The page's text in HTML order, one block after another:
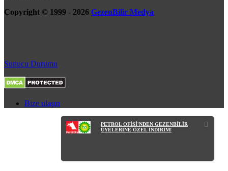
Copyright © 1999 - 2026 GezenBilir Medya
Sunucu Durumu
Bize ulaşın
PETROL OFİSİ'NDEN GEZENBİLİR
ÜYELERİNE ÖZEL İNDİRİM!